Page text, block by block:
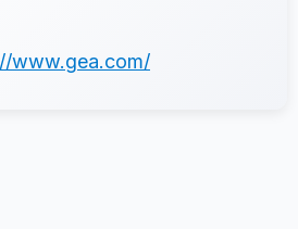
www.gea.com/